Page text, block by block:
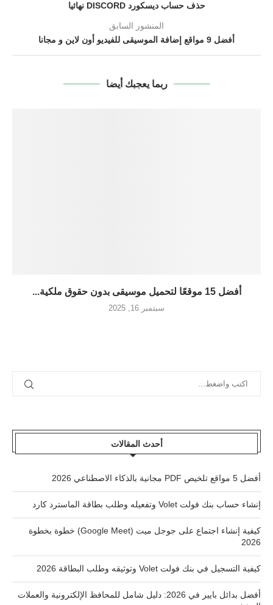
حذف حساب ديسكورد DISCORD نهائيا
المنشور السابق
أفضل 9 مواقع إضافة الموسيقى للفيديو أون لاين و مجانا
ربما يعجبك أيضا
أفضل 15 موقعًا لتحميل موسيقى بدون حقوق ملكية...
سبتمبر 16, 2025
أحدث المقالات
أفضل 5 مواقع تلخيص PDF مجانية بالذكاء الاصطناعي 2026
إنشاء حساب بنك فولت Volet وتفعيله وطلب بطاقة الماسترد كارد
كيفية إنشاء اجتماع على جوجل ميت (Google Meet) خطوة بخطوة
2026
كيفية التسجيل في بنك فولت Volet وتوثيقه وطلب البطاقة 2026
أفضل بدائل بايير في 2026: دليل شامل للمحافظ الإلكترونية والعملات